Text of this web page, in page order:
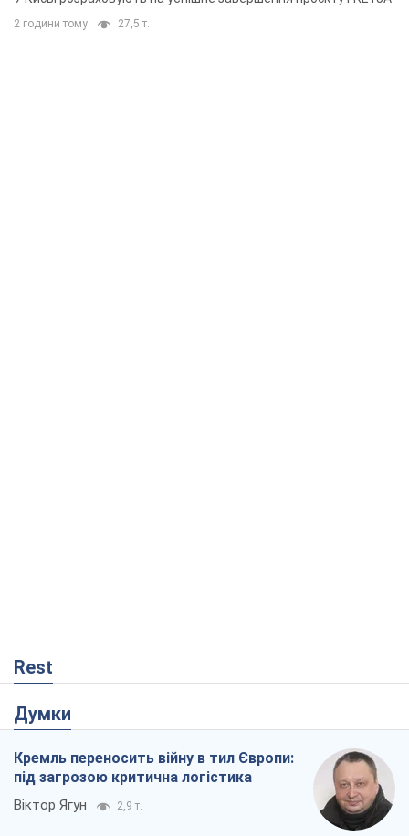
2 години тому 27,5 т.
Rest
Думки
Кремль переносить війну в тил Європи:
під загрозою критична логістика
Віктор Ягун 2,9 т.